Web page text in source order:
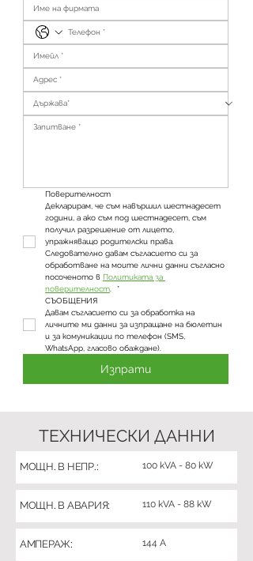
Поверителност
Декларирам, че съм навършил шестнадесет
години, а ако съм под шестнадесет, съм
получил разрешение от лицето,
упражняващо родителски права.
Следователно давам съгласието си за
обработване на моите лични данни съгласно
посоченото в Политиката за
поверителност
*
СЪОБЩЕНИЯ
Давам съгласието си за обработка на
личните ми данни за изпращане на бюлетин
и за комуникации по телефон (SMS,
WhatsApp, гласово обаждане).
Изпрати
ТЕХНИЧЕСКИ ДАННИ
МОЩН. В НЕПР.: 100 kVA - 80 kW
МОЩН. В АВАРИЯ: 110 kVA - 88 kW
АМПЕРАЖ: 144 A